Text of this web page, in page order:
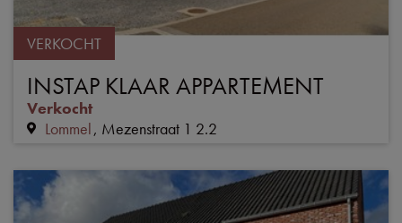
VERKOCHT
INSTAP KLAAR APPARTEMENT
Verkocht
Lommel Mezenstraat 1 2.2